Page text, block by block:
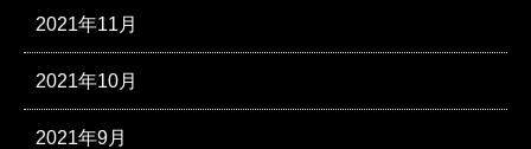
2021年11月
2021年10月
2021年9月